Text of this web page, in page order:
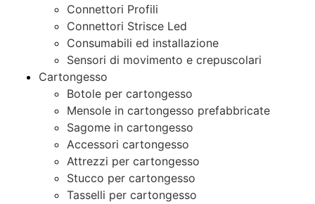
Connettori Profili
Connettori Strisce Led
Consumabili ed installazione
Sensori di movimento e crepuscolari
Cartongesso
Botole per cartongesso
Mensole in cartongesso prefabbricate
Sagome in cartongesso
Accessori cartongesso
Attrezzi per cartongesso
Stucco per cartongesso
Tasselli per cartongesso